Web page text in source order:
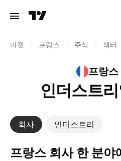
마켓 프랑스 주식 섹터
프랑스
인더스트
회사 인더스트리
프랑스 회사 한 분야에 종사하고 있습